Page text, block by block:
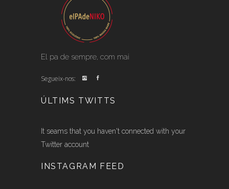
El pa de sempre, com mai
Segueix-nos:
ÚLTIMS TWITTS
It seams that you haven't connected with your
Twitter account
INSTAGRAM FEED